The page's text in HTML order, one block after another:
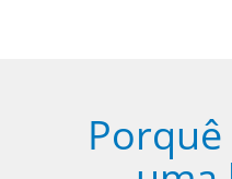
Porquê
uma